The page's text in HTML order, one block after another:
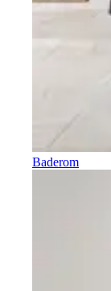
Baderom